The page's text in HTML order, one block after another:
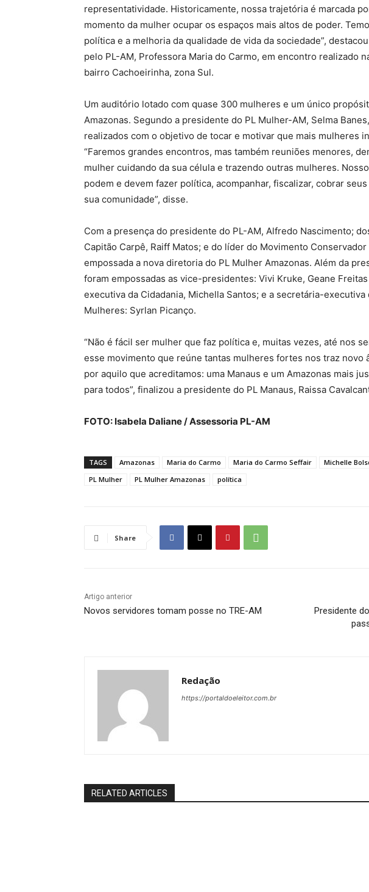
representatividade. Historicamente, nossa trajetória é marcada
momento da mulher ocupar os espaços mais altos de poder.
política e a melhoria da qualidade de vida da sociedade”,
pelo PL-AM, Professora Maria do Carmo, em encontro realizado
bairro Cachoeirinha, zona Sul.
Um auditório lotado com quase 300 mulheres e um único
Amazonas. Segundo a presidente do PL Mulher-AM, Selma
realizados com o objetivo de tocar e motivar que mais mulheres
“Faremos grandes encontros, mas também reuniões menores,
mulher cuidando da sua célula e trazendo outras mulheres.
podem e devem fazer política, acompanhar, fiscalizar, cobrar
sua comunidade”, disse.
Com a presença do presidente do PL-AM, Alfredo Nascimento;
Capitão Carpê, Raiff Matos; e do líder do Movimento
empossada a nova diretoria do PL Mulher Amazonas. Além da
foram empossadas as vice-presidentes: Vivi Kruke, Geane
executiva da Cidadania, Michella Santos; e a secretária-
Mulheres: Syrlan Picanço.
“Não é fácil ser mulher que faz política e, muitas vezes, até nos
esse movimento que reúne tantas mulheres fortes nos traz novo
por aquilo que acreditamos: uma Manaus e um Amazonas mais
para todos”, finalizou a presidente do PL Manaus, Raissa
FOTO: Isabela Daliane / Assessoria PL-AM
TAGS Amazonas Maria do Carmo Maria do Carmo Seffair Michelle
PL Mulher
PL Mulher Amazonas política
Share
Artigo anterior
Novos servidores tomam posse no TRE-AM
Presidente
Redação
https://portaldoeleitor.com.br
RELATED ARTICLES